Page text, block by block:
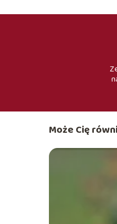
Może Cię